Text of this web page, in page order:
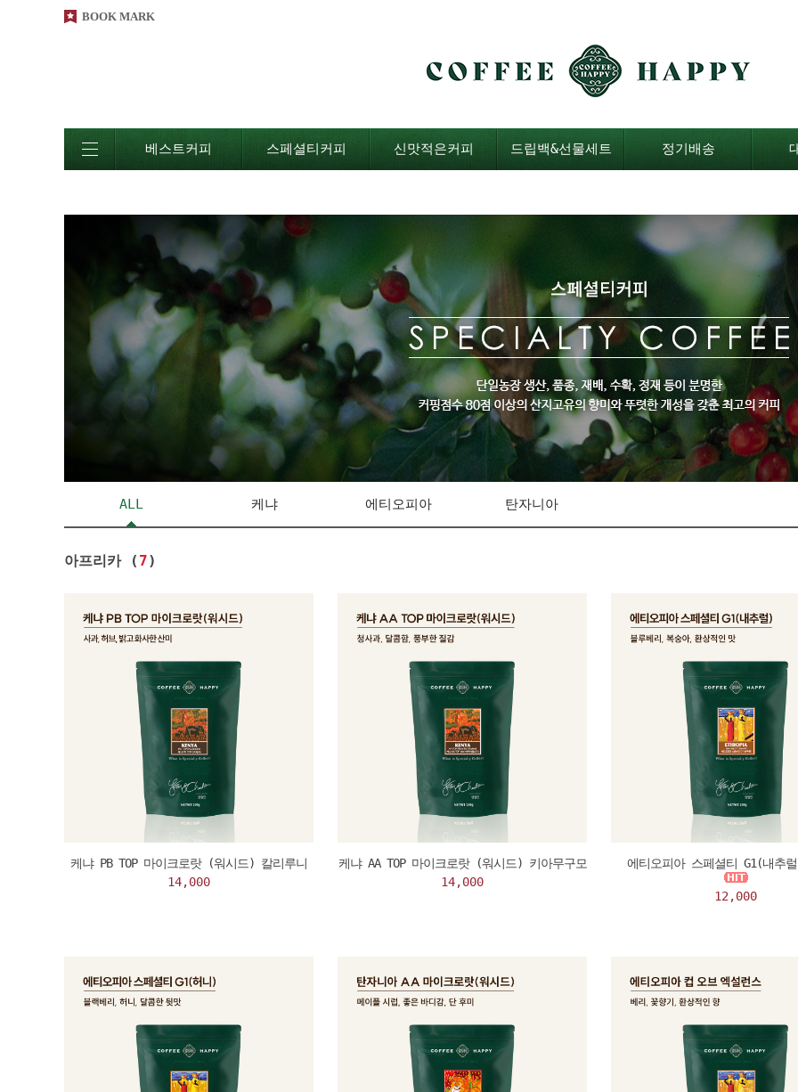
BOOK MARK
베스트커피 스페셜티커피 신맛적은커피 드립백&선물세트 정기배송
ALL 케냐 에티오피아 탄자니아
아프리카 ( 7)
케냐 PB TOP 마이크로랏 (워시드) 칼리루니
14,000
케냐 AA TOP 마이크로랏 (워시드) 키아무구모
14,000
에티오피아 스페셜티 G1(내추
12,000